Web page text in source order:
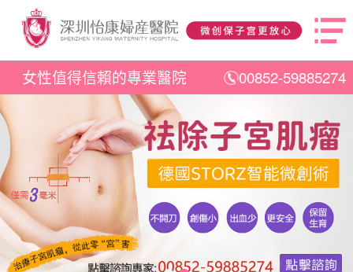
女性值得信賴的專業醫院 00852-59885274